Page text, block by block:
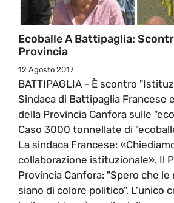
Ecoballe A Battipaglia:
Provincia
12 Agosto 2017
BATTIPAGLIA - È scontro
Sindaca di Battipaglia Francese
della Provincia Canfora sulle
Caso 3000 tonnellate di
La sindaca Francese:
collaborazione istituzionale». Il
Provincia Canfora: "Spero che
siano di colore politico". L'unico